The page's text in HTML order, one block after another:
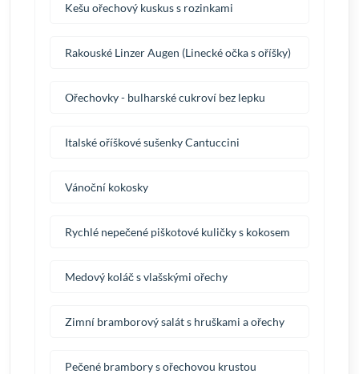
Kešu ořechový kuskus s rozinkami
Rakouské Linzer Augen (Linecké očka s oříšky)
Ořechovky - bulharské cukroví bez lepku
Italské oříškové sušenky Cantuccini
Vánoční kokosky
Rychlé nepečené piškotové kuličky s kokosem
Medový koláč s vlašskými ořechy
Zimní bramborový salát s hruškami a ořechy
Pečené brambory s ořechovou krustou